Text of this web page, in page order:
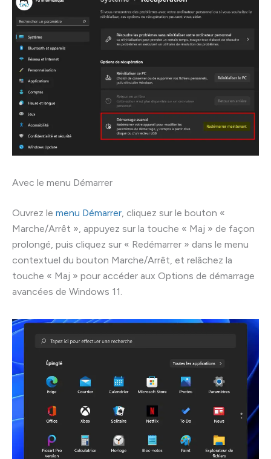
Avec le menu Démarrer
Ouvrez le menu Démarrer, cliquez sur le bouton «
Marche/Arrêt », appuyez sur la touche « Maj » de façon
prolongé, puis cliquez sur « Redémarrer » dans le menu
contextuel du bouton Marche/Arrêt, et relâchez la
touche « Maj » pour accéder aux Options de démarrage
avancées de Windows 11.